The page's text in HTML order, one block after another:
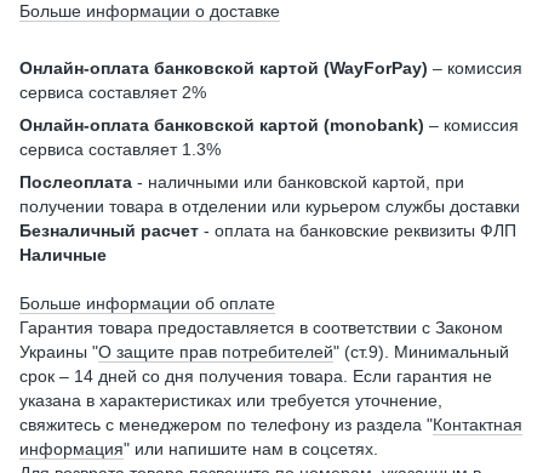
Больше информации о доставке
Онлайн-оплата банковской картой (WayForPay) – комиссия
сервиса составляет 2%
Онлайн-оплата банковской картой (monobank) – комиссия
сервиса составляет 1.3%
Послеоплата - наличными или банковской картой, при
получении товара в отделении или курьером службы доставки
Безналичный расчет - оплата на банковские реквизиты ФЛП
Наличные
Больше информации об оплате
Гарантия товара предоставляется в соответствии с Законом
Украины "О защите прав потребителей" (ст.9). Минимальный
срок – 14 дней со дня получения товара. Если гарантия не
указана в характеристиках или требуется уточнение,
свяжитесь с менеджером по телефону из раздела "Контактная
информация" или напишите нам в соцсетях.